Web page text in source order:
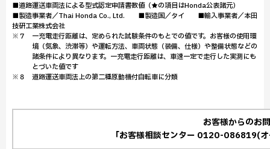
■道路運送車両法による型式認定申請書数値（★の項目はHonda公表諸元）
■製造事業者／Thai Honda Co., Ltd. ■製造国／タイ ■輸入事業者／本田
技研工業株式会社
※７ 一充電走行距離は、定められた試験条件のもとでの値です。お客様の使用環
境（気象、渋滞等）や運転方法、車両状態（装備、仕様）や整備状態などの
諸条件により異なります。一充電走行距離は、車速一定で走行した実測にも
とづいた値です
※８ 道路運送車両法上の第二種原動機付自転車に分類
お客様からのお
「お客様相談センター 0120-086819(